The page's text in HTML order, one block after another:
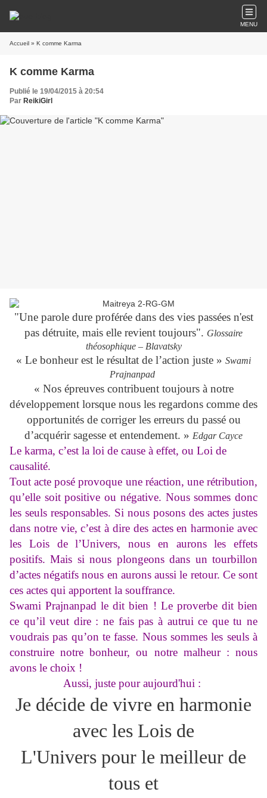
MENU
Accueil » K comme Karma
K comme Karma
Publié le 19/04/2015 à 20:54
Par ReikiGirl
"Une parole dure proférée dans des vies passées n'est
pas détruite, mais elle revient toujours". Glossaire
théosophique – Blavatsky
« Le bonheur est le résultat de l’action juste » Swami
Prajnanpad
« Nos épreuves contribuent toujours à notre
développement lorsque nous les regardons comme des
opportunités de corriger les erreurs du passé ou
d’acquérir sagesse et entendement. » Edgar Cayce
Le karma, c’est la loi de cause à effet, ou Loi de
causalité.
Tout acte posé provoque une réaction, une rétribution,
qu’elle soit positive ou négative. Nous sommes donc
les seuls responsables. Si nous posons des actes justes
dans notre vie, c’est à dire des actes en harmonie avec
les Lois de l’Univers, nous en aurons les effets
positifs. Mais si nous plongeons dans un tourbillon
d’actes négatifs nous en aurons aussi le retour. Ce sont
ces actes qui apportent la souffrance.
Swami Prajnanpad le dit bien ! Le proverbe dit bien
ce qu’il veut dire : ne fais pas à autrui ce que tu ne
voudrais pas qu’on te fasse. Nous sommes les seuls à
construire notre bonheur, ou notre malheur : nous
avons le choix !
Aussi, juste pour aujourd'hui :
Je décide de vivre en harmonie
avec les Lois de
L'Univers pour le meilleur de
tous et